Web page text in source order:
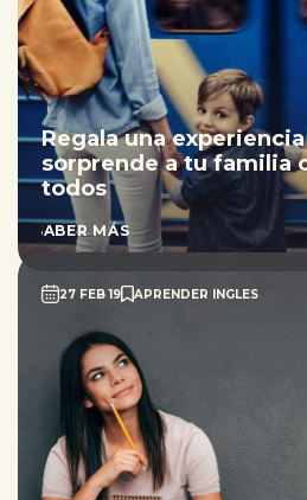
Regala una
sorprende a tu familia
todos
SABER MÁS
27 FEB 19 APRENDER INGLES